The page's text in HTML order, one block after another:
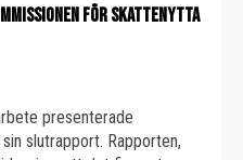
FÖR SKATTENYTTA
presenterade
slutrapport. Rapporten,